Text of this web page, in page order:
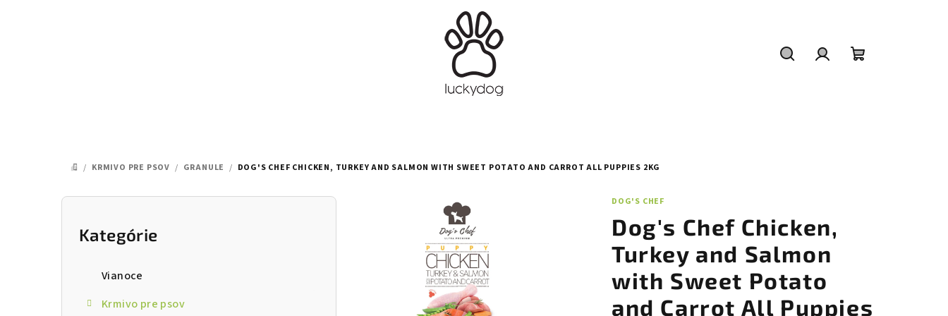
DOMOV
/ KRMIVO PRE PSOV / GRANULE / DOG'S CHEF CHICKEN, TURKEY AND SALMON WITH SWEET POTATO AND CARROT ALL PUPPIES 2KG
B
Preskočiť
kategórie
Kategórie
Vianoce
Krmivo pre psov
DOG'S CHEF
Dog's Chef Chicken,
Turkey and Salmon
with Sweet Potato
and Carrot All Puppies